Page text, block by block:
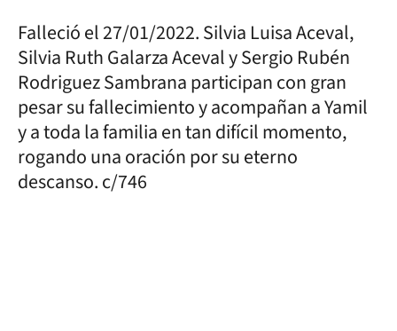
Falleció el 27/01/2022. Silvia Luisa Aceval,
Silvia Ruth Galarza Aceval y Sergio Rubén
Rodriguez Sambrana participan con gran
pesar su fallecimiento y acompañan a Yamil
y a toda la familia en tan difícil momento,
rogando una oración por su eterno
descanso. c/746